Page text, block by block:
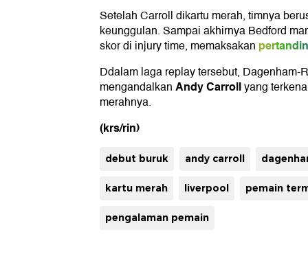
Setelah Carroll dikartu merah, timnya
keunggulan. Sampai akhirnya Bedford
skor di injury time, memaksakan
Ddalam laga replay tersebut,
mengandalkanAndy Carrollyang
merahnya.
(krs/rin)
debut buruk andy carroll
kartu merah liverpool pemain
pengalaman pemain